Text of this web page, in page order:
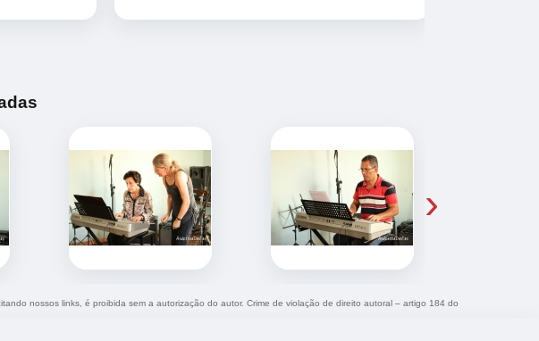
›
nossos links, é proibida sem a autorização do autor. Crime de violação de direito autoral – artigo 184 do